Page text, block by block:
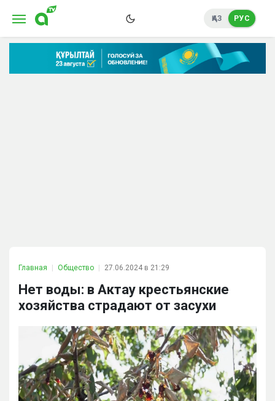
ҚАЗ РУС
Главная Общество 27.06.2024 в 21:29
Нет воды: в Актау крестьянские
хозяйства страдают от засухи